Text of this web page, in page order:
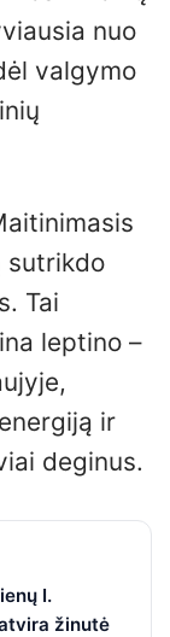
nuo
valgymo
sutrikdo
Tai
leptino –
ir
deginus.
I.
žinutė